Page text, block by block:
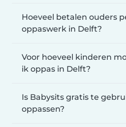
Hoeveel betalen ouders
oppaswerk in Delft?
Voor hoeveel kinderen
ik oppas in Delft?
Is Babysits gratis te
oppassen?